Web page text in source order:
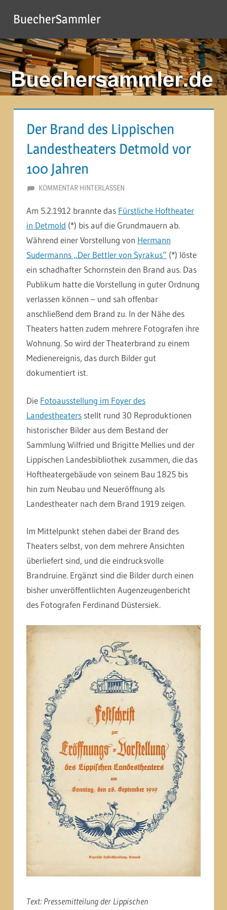
Inhalt
springen
BuecherSammler
Der Brand des Lippischen
Landestheaters Detmold vor
100 Jahren
19. DEZEMBER 2012
MARTINA BERG
KOMMENTAR HINTERLASSEN
Am 5.2.1912 brannte das Fürstliche Hoftheater
in Detmold (*) bis auf die Grundmauern ab.
Während einer Vorstellung von Hermann
Sudermanns „Der Bettler von Syrakus“ (*) löste
ein schadhafter Schornstein den Brand aus. Das
Publikum hatte die Vorstellung in guter Ordnung
verlassen können – und sah offenbar
anschließend dem Brand zu. In der Nähe des
Theaters hatten zudem mehrere Fotografen ihre
Wohnung. So wird der Theaterbrand zu einem
Medienereignis, das durch Bilder gut
dokumentiert ist.
Die Fotoausstellung im Foyer des
Landestheaters stellt rund 30 Reproduktionen
historischer Bilder aus dem Bestand der
Sammlung Wilfried und Brigitte Mellies und der
Lippischen Landesbibliothek zusammen, die das
Hoftheatergebäude von seinem Bau 1825 bis
hin zum Neubau und Neueröffnung als
Landestheater nach dem Brand 1919 zeigen.
Im Mittelpunkt stehen dabei der Brand des
Theaters selbst, von dem mehrere Ansichten
überliefert sind, und die eindrucksvolle
Brandruine. Ergänzt sind die Bilder durch einen
bisher unveröffentlichten Augenzeugenbericht
des Fotografen Ferdinand Düstersiek.
Text: Pressemitteilung der Lippischen